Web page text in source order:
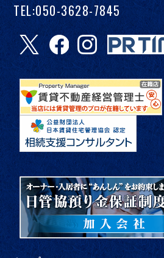
TEL:050-3628-7845